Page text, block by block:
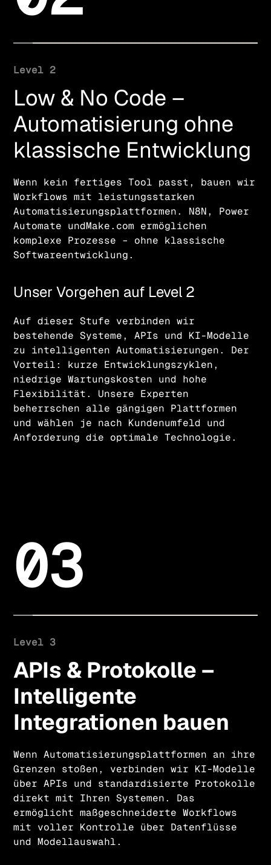
Level 2
Low & No Code –
Automatisierung ohne
klassische Entwicklung
Wenn kein fertiges Tool passt, bauen wir
Workflows mit leistungsstarken
Automatisierungsplattformen. N8N, Power
Automate undMake.com ermöglichen
komplexe Prozesse – ohne klassische
Softwareentwicklung.
Unser Vorgehen auf Level 2
Auf dieser Stufe verbinden wir
bestehende Systeme, APIs und KI-Modelle
zu intelligenten Automatisierungen. Der
Vorteil: kurze Entwicklungszyklen,
niedrige Wartungskosten und hohe
Flexibilität. Unsere Experten
beherrschen alle gängigen Plattformen
und wählen je nach Kundenumfeld und
Anforderung die optimale Technologie.
03
Level 3
APIs & Protokolle –
Intelligente
Integrationen bauen
Wenn Automatisierungsplattformen an ihre
Grenzen stoßen, verbinden wir KI-Modelle
über APIs und standardisierte Protokolle
direkt mit Ihren Systemen. Das
ermöglicht maßgeschneiderte Workflows
mit voller Kontrolle über Datenflüsse
und Modellauswahl.